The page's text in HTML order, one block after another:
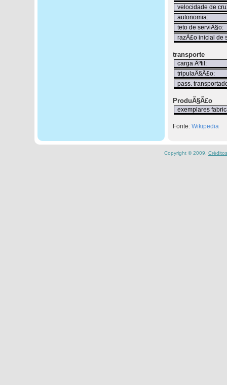
velocidade de
autonomia:
teto de serviÃ§o:
razÃ£o inicial de
transporte
carga Ãºtil:
tripulaÃ§Ã£o:
pass.
ProduÃ§Ã£o
exemplares
Fonte: Wikipedia
Copyright © 2009. Créditos